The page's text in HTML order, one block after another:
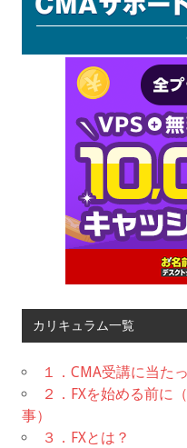
カリキュラム一覧
１．CMA受講に当た
２．FXを始める前に
事）
３．FXとは？